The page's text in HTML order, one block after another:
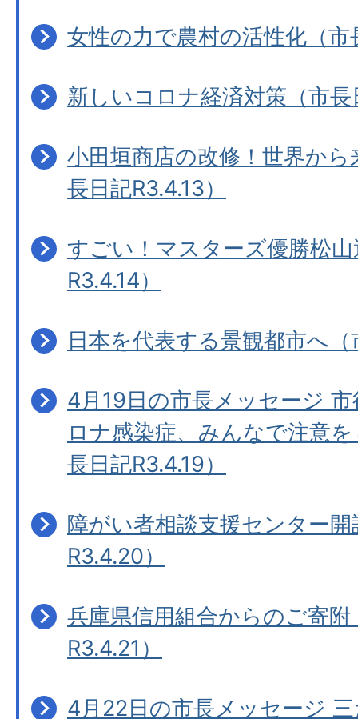
女性の力で農村の活性化（市
新しいコロナ経済対策（市長
小田垣商店の改修！世界か
長日記R3.4.13）
すごい！マスターズ優勝松
R3.4.14）
日本を代表する景観都市へ
4月19日の市長メッセージ
ロナ感染症、みんなで注意
長日記R3.4.19）
障がい者相談支援センター
R3.4.20）
兵庫県信用組合からのご寄附
R3.4.21）
4月22日の市長メッセージ